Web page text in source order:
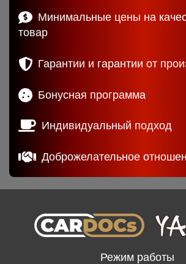
Минимальные цены на
товар
Гарантии и гарантии от
Бонусная программа
Индивидуальный подход
Доброжелательное
Режим работы